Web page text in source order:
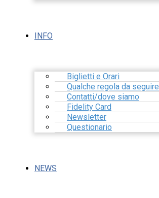
INFO
Biglietti e Orari
Qualche regola da seguire
Contatti/dove siamo
Fidelity Card
Newsletter
Questionario
NEWS